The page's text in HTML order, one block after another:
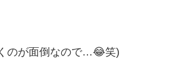
のが面倒なので…😂笑)